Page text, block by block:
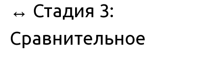
↔️ Стадия 3:
Сравнительное